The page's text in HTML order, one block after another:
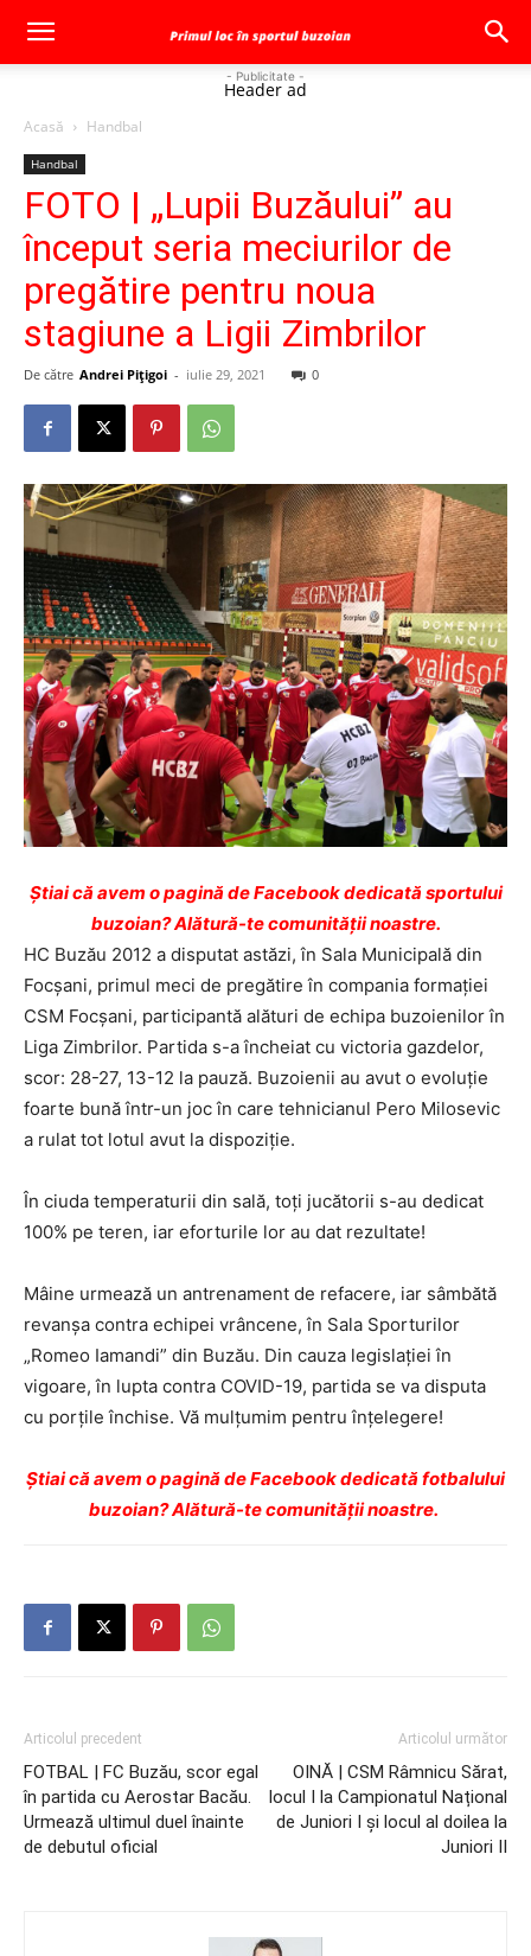
- Publicitate -
Header ad
Acasă Handbal
Handbal
FOTO | „Lupii Buzăului” au
început seria meciurilor de
pregătire pentru noua
stagiune a Ligii Zimbrilor
De către Andrei Pițigoi - iulie 29, 2021 0
Ştiai că avem o pagină de Facebook dedicată sportului
buzoian? Alătură-te comunității noastre.
HC Buzău 2012 a disputat astăzi, în Sala Municipală din
Focşani, primul meci de pregătire în compania formaţiei
CSM Focşani, participantă alături de echipa buzoienilor în
Liga Zimbrilor. Partida s-a încheiat cu victoria gazdelor,
scor: 28-27, 13-12 la pauză. Buzoienii au avut o evoluţie
foarte bună într-un joc în care tehnicianul Pero Milosevic
a rulat tot lotul avut la dispoziţie.
În ciuda temperaturii din sală, toţi jucătorii s-au dedicat
100% pe teren, iar eforturile lor au dat rezultate!
Mâine urmează un antrenament de refacere, iar sâmbătă
revanșa contra echipei vrâncene, în Sala Sporturilor
„Romeo Iamandi” din Buzău. Din cauza legislaţiei în
vigoare, în lupta contra COVID-19, partida se va disputa
cu porţile închise. Vă mulţumim pentru înţelegere!
Ştiai că avem o pagină de Facebook dedicată fotbalului
buzoian? Alătură-te comunității noastre.
Articolul precedent
FOTBAL | FC Buzău, scor egal
în partida cu Aerostar Bacău.
Urmează ultimul duel înainte
de debutul oficial
Articolul următor
OINĂ | CSM Râmnicu Sărat,
locul I la Campionatul Național
de Juniori I și locul al doilea la
Juniori II